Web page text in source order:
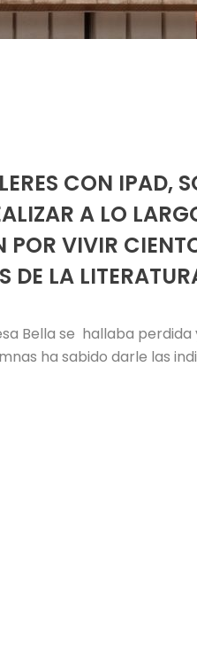
CON IPAD,
A LO
POR VIVIR
DE LA
Bella se hallaba
ha sabido darle las